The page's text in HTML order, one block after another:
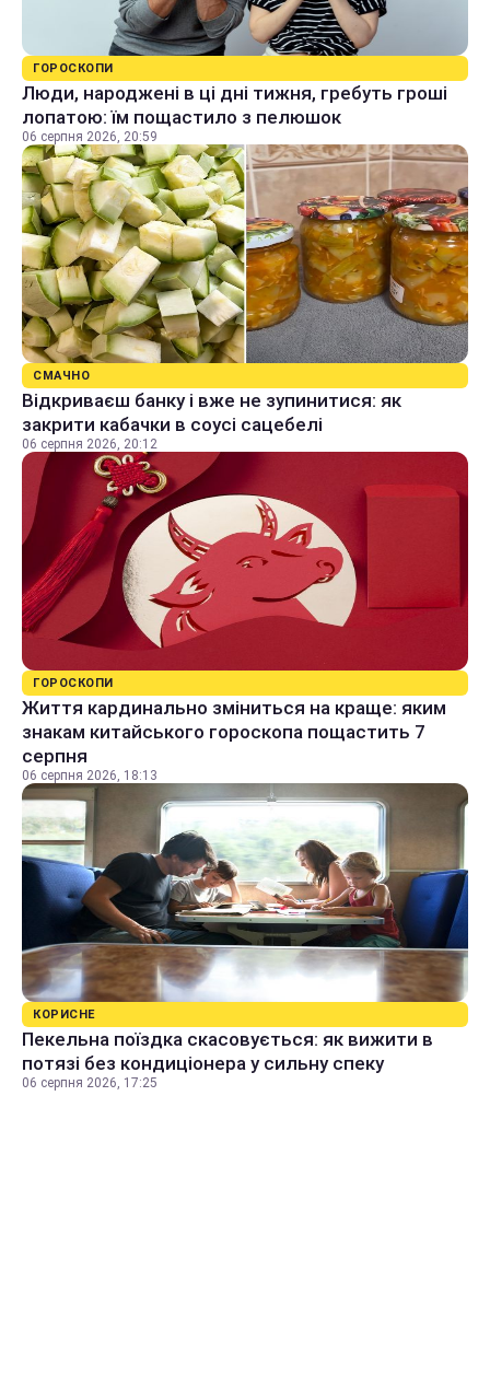
ГОРОСКОПИ
Люди, народжені в ці дні тижня, гребуть гроші
лопатою: їм пощастило з пелюшок
06 серпня 2026, 20:59
СМАЧНО
Відкриваєш банку і вже не зупинитися: як
закрити кабачки в соусі сацебелі
06 серпня 2026, 20:12
ГОРОСКОПИ
Життя кардинально зміниться на краще: яким
знакам китайського гороскопа пощастить 7
серпня
06 серпня 2026, 18:13
КОРИСНЕ
Пекельна поїздка скасовується: як вижити в
потязі без кондиціонера у сильну спеку
06 серпня 2026, 17:25